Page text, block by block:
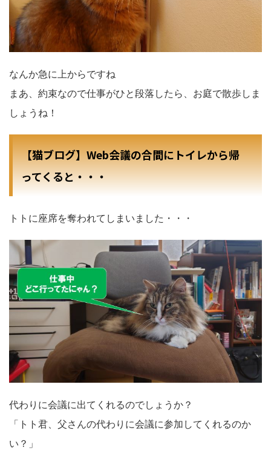
なんか急に上からですね
まあ、約束なので仕事がひと段落したら、お庭で散歩しま
しょうね！
【猫ブログ】Web会議の合間にトイレから帰
ってくると・・・
トトに座席を奪われてしまいました・・・
代わりに会議に出てくれるのでしょうか？
「トト君、父さんの代わりに会議に参加してくれるのか
い？」